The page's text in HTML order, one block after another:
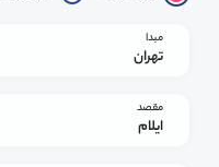
مبدا
تهران
مقصد
ایلام